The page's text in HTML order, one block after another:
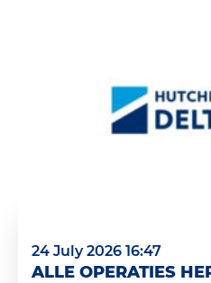
24 July 2026 16:47
ALLE OPERATIES